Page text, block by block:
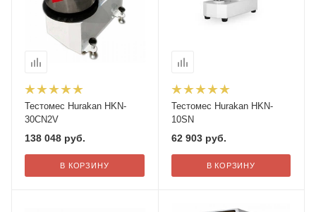
Тестомес Hurakan HKN-
30CN2V
138 048 руб.
В КОРЗИНУ
Тестомес Hurakan HKN-
10SN
62 903руб.
В КОРЗИНУ